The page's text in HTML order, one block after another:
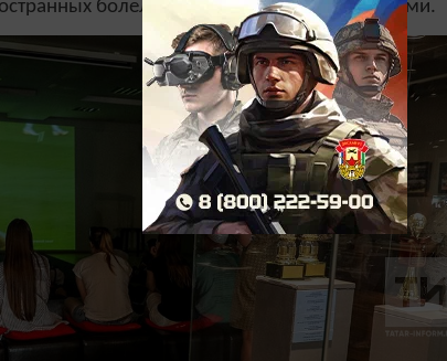
болельщиков, приехавших с семьями.